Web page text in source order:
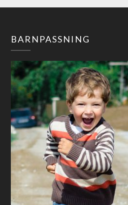
BARNPASSNING